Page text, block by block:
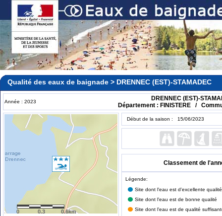
Qualité des eaux de baignade > DRENNEC (EST)-STAMADEC
Année : 2023
DRENNEC (EST)-
Département : FINISTERE /
0 0.3 0.6km
Début de la saison : 15/06/2023
Classement de
Légende:
Site dont l'eau est d'excellente qualité
Site dont l'eau est de bonne qualité
Site dont l'eau est de qualité